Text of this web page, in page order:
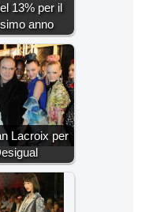
13% per il
anno
Lacroix per